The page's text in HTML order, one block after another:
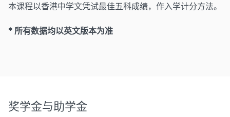
本课程以香港中学文凭试最佳五科成绩，作入学计分方法。
* 所有数据均以英文版本为准
奖学金与助学金